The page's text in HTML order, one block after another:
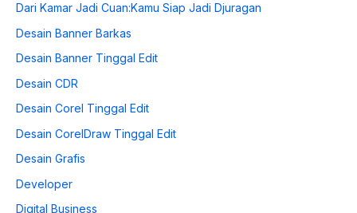
Dari Kamar Jadi Cuan:Kamu Siap Jadi Djuragan
Desain Banner Barkas
Desain Banner Tinggal Edit
Desain CDR
Desain Corel Tinggal Edit
Desain CorelDraw Tinggal Edit
Desain Grafis
Developer
Digital Business